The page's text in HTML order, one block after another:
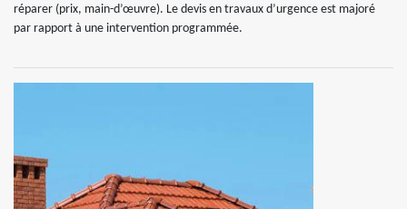
réparer (prix, main-d’œuvre). Le devis en travaux d’urgence est majoré
par rapport à une intervention programmée.